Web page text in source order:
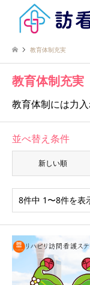
教育体制充実
教育体制充実
教育体制には力入
並べ替え条件
新しい順
8件中 1〜8件を表